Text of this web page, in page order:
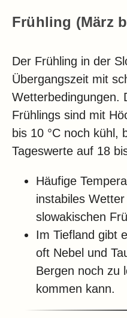
Frühling (März
Der Frühling in der
Übergangszeit mit
Wetterbedingungen.
Frühlings sind mit
bis 10 °C noch kühl,
Tageswerte auf 18
Häufige
instabiles
slowakischen
Im Tiefland gibt
oft Nebel und
Bergen noch zu
kommen kann.